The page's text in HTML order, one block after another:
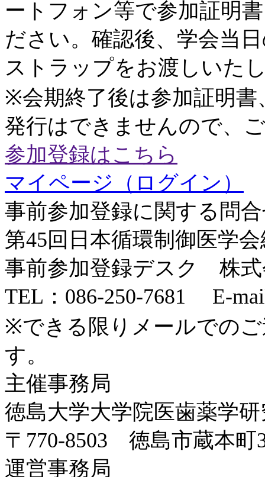
ートフォン等で参加証明
ださい。確認後、学会当
ストラップをお渡しいた
※会期終了後は参加証明
発行はできませんので、
参加登録はこちら
マイページ（ログイン）
事前参加登録に関する問
第45回日本循環制御医学
事前参加登録デスク 株
TEL：086-250-7681 E-
※できる限りメールでの
す。
主催事務局
徳島大学大学院医歯薬学
〒770-8503 徳島市蔵本町
運営事務局